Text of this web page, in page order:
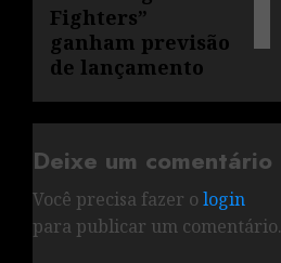
Fighters”
ganham previsão
de lançamento
Deixe um comentário
Você precisa fazer o login
para publicar um comentário.